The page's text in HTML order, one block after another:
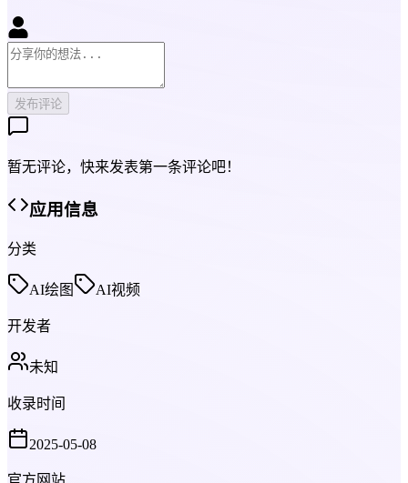
发布评论
暂无评论，快来发表第一条评论吧！
应用信息
分类
AI绘图 AI视频
开发者
未知
收录时间
2025-05-08